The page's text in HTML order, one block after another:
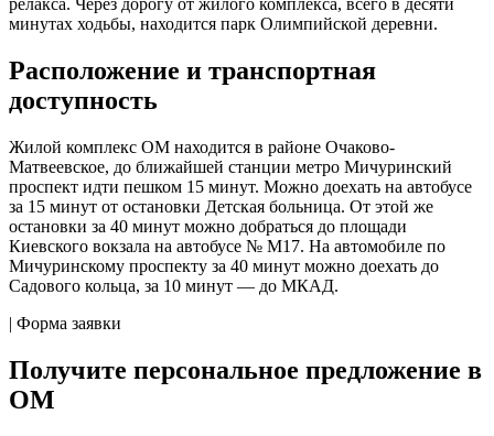
релакса. Через дорогу от жилого комплекса, всего в десяти
минутах ходьбы, находится парк Олимпийской деревни.
Расположение и транспортная
доступность
Жилой комплекс ОМ находится в районе Очаково-
Матвеевское, до ближайшей станции метро Мичуринский
проспект идти пешком 15 минут. Можно доехать на автобусе
за 15 минут от остановки Детская больница. От этой же
остановки за 40 минут можно добраться до площади
Киевского вокзала на автобусе № M17. На автомобиле по
Мичуринскому проспекту за 40 минут можно доехать до
Садового кольца, за 10 минут — до МКАД.
| Форма заявки
Получите персональное предложение в
ОМ